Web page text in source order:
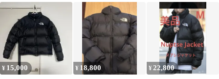
¥ 15,000 ¥ 18,800 ¥ 22,800